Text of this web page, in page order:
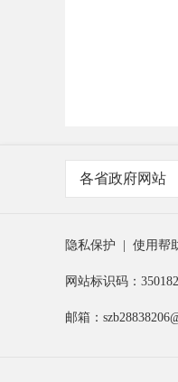
各省政府网站
隐私保护 使用帮
网站标识码：
邮箱：